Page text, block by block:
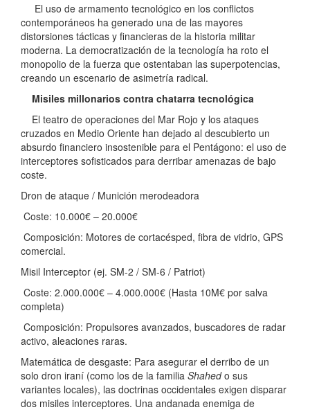
El uso de armamento tecnológico en los conflictos
contemporáneos ha generado una de las mayores
distorsiones tácticas y financieras de la historia militar
moderna. La democratización de la tecnología ha roto el
monopolio de la fuerza que ostentaban las superpotencias,
creando un escenario de asimetría radical.
Misiles millonarios contra chatarra tecnológica
El teatro de operaciones del Mar Rojo y los ataques
cruzados en Medio Oriente han dejado al descubierto un
absurdo financiero insostenible para el Pentágono: el uso de
interceptores sofisticados para derribar amenazas de bajo
coste.
Dron de ataque / Munición merodeadora
Coste: 10.000€ – 20.000€
Composición: Motores de cortacésped, fibra de vidrio, GPS
comercial.
Misil Interceptor (ej. SM-2 / SM-6 / Patriot)
Coste: 2.000.000€ – 4.000.000€ (Hasta 10M€ por salva
completa)
Composición: Propulsores avanzados, buscadores de radar
activo, aleaciones raras.
Matemática de desgaste: Para asegurar el derribo de un
solo dron iraní (como los de la familia Shahedo sus
variantes locales), las doctrinas occidentales exigen disparar
dos misiles interceptores. Una andanada enemiga de